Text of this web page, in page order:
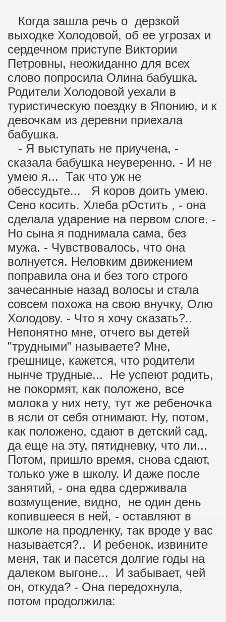
Когда зашла речь о дерзкой
выходке Холодовой, об ее угрозах и
сердечном приступе Виктории
Петровны, неожиданно для всех
слово попросила Олина бабушка.
Родители Холодовой уехали в
туристическую поездку в Японию, и к
девочкам из деревни приехала
бабушка.
- Я выступать не приучена, -
сказала бабушка неуверенно. - И не
умею я... Так что уж не
обессудьте... Я коров доить умею.
Сено косить. Хлеба рОстить , - она
сделала ударение на первом слоге. -
Но сына я поднимала сама, без
мужа. - Чувствовалось, что она
волнуется. Неловким движением
поправила она и без того строго
зачесанные назад волосы и стала
совсем похожа на свою внучку, Олю
Холодову. - Что я хочу сказать?..
Непонятно мне, отчего вы детей
"трудными" называете? Мне,
грешнице, кажется, что родители
нынче трудные... Не успеют родить,
не покормят, как положено, все
молока у них нету, тут же ребеночка
в ясли от себя отнимают. Ну, потом,
как положено, сдают в детский сад,
да еще на эту, пятидневку, что ли...
Потом, пришло время, снова сдают,
только уже в школу. И даже после
занятий, - она едва сдерживала
возмущение, видно, не один день
копившееся в ней, - оставляют в
школе на продленку, так вроде у вас
называется?.. И ребенок, извините
меня, так и пасется долгие годы на
далеком выгоне... И забывает, чей
он, откуда? - Она передохнула,
потом продолжила: